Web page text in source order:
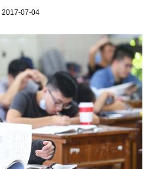
2017-07-04